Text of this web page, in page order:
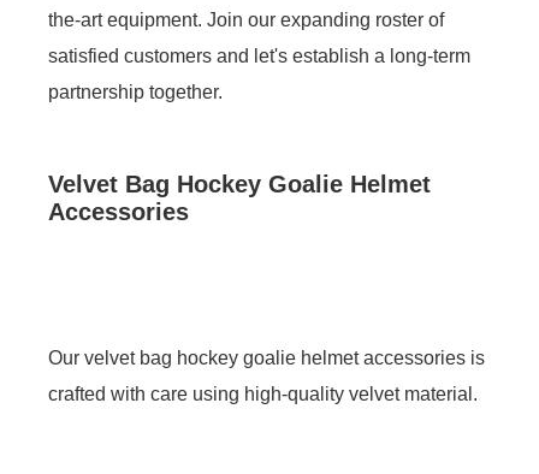
the-art equipment. Join our expanding roster of
satisfied customers and let's establish a long-term
partnership together.
Velvet Bag Hockey Goalie Helmet
Accessories
Our velvet bag hockey goalie helmet accessories is
crafted with care using high-quality velvet material.